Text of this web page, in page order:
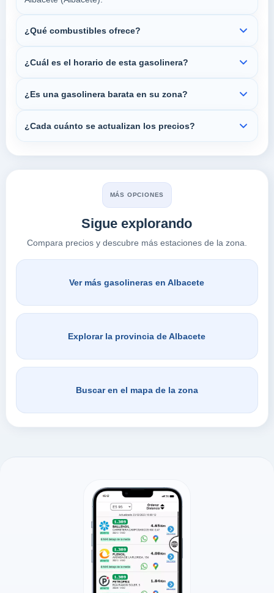
¿Qué combustibles ofrece?
¿Cuál es el horario de esta gasolinera?
¿Es una gasolinera barata en su zona?
¿Cada cuánto se actualizan los precios?
MÁS OPCIONES
Sigue explorando
Compara precios y descubre más estaciones de la zona.
Ver más gasolineras en Albacete
Explorar la provincia de Albacete
Buscar en el mapa de la zona